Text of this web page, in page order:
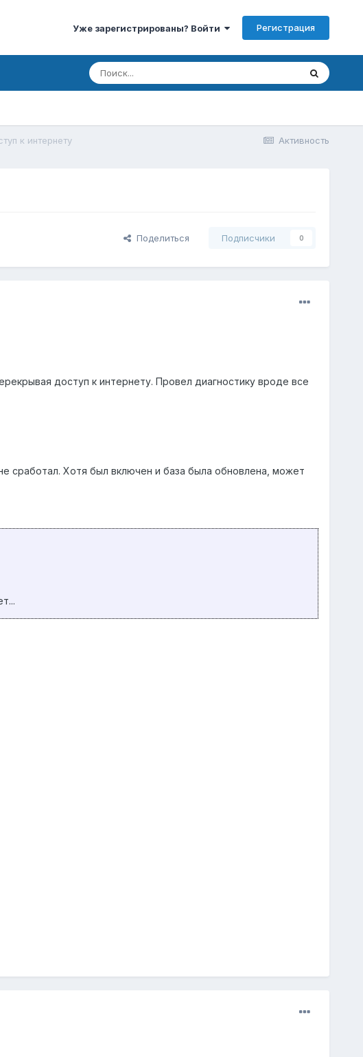
Уже зарегистрированы? Войти Регистрация
Активность
к интернету
Поделиться Подписчики 0
доступ к интернету. Провел диагностику вроде все
сработал. Хотя был включен и база была обновлена, может